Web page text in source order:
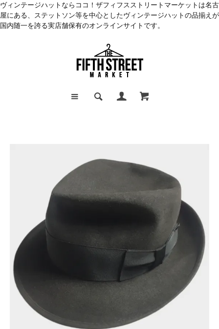
ヴィンテージハットならココ！ザフィフスストリートマーケットは名古
屋にある、ステットソン等を中心としたヴィンテージハットの品揃えが
国内随一を誇る実店舗保有のオンラインサイトです。